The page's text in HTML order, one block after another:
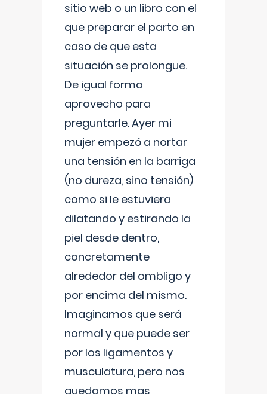
sitio web o un libro con el
que preparar el parto en
caso de que esta
situación se prolongue.
De igual forma
aprovecho para
preguntarle. Ayer mi
mujer empezó a nortar
una tensión en la barriga
(no dureza, sino tensión)
como si le estuviera
dilatando y estirando la
piel desde dentro,
concretamente
alrededor del ombligo y
por encima del mismo.
Imaginamos que será
normal y que puede ser
por los ligamentos y
musculatura, pero nos
quedamos mas